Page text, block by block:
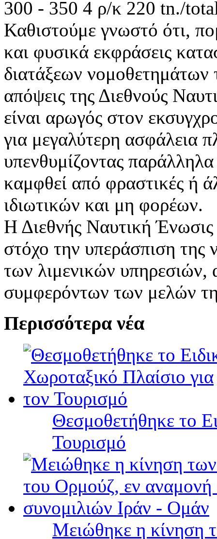
300 - 350 4 ρ/κ 220 tn./
Καθιστούμε γνωστό ότι,
και φυσικά εκφράσεις
διατάξεων νομοθετημάτων
απόψεις της Διεθνούς
είναι αρωγός στον
για μεγαλύτερη ασφάλεια
υπενθυμίζοντας
καμφθεί από φραστικές ή
ιδιωτικών και μη φορέων.
Η Διεθνής Ναυτική Ένωσις
στόχο την υπεράσπιση της
των λιμενικών
συμφερόντων των μελών
Περισσότερα νέα
Θεσμοθετήθηκε το
Τουρισμό
Μειώθηκε η κίνηση